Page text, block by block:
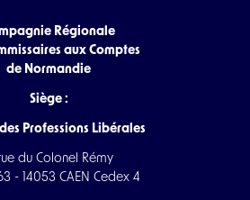
Régionale
aux Comptes
de Normandie
Siège :
Professions Libérales
rue du Colonel Rémy
- 14053 CAEN Cedex 4